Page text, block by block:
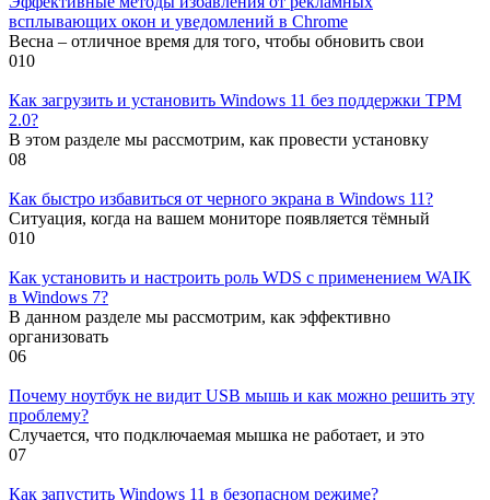
всплывающих окон и уведомлений в Chrome
Весна – отличное время для того, чтобы обновить свои
010
Как загрузить и установить Windows 11 без поддержки TPM
2.0?
В этом разделе мы рассмотрим, как провести установку
08
Как быстро избавиться от черного экрана в Windows 11?
Ситуация, когда на вашем мониторе появляется тёмный
010
Как установить и настроить роль WDS с применением WAIK
в Windows 7?
В данном разделе мы рассмотрим, как эффективно
организовать
06
Почему ноутбук не видит USB мышь и как можно решить эту
проблему?
Случается, что подключаемая мышка не работает, и это
07
Как запустить Windows 11 в безопасном режиме?